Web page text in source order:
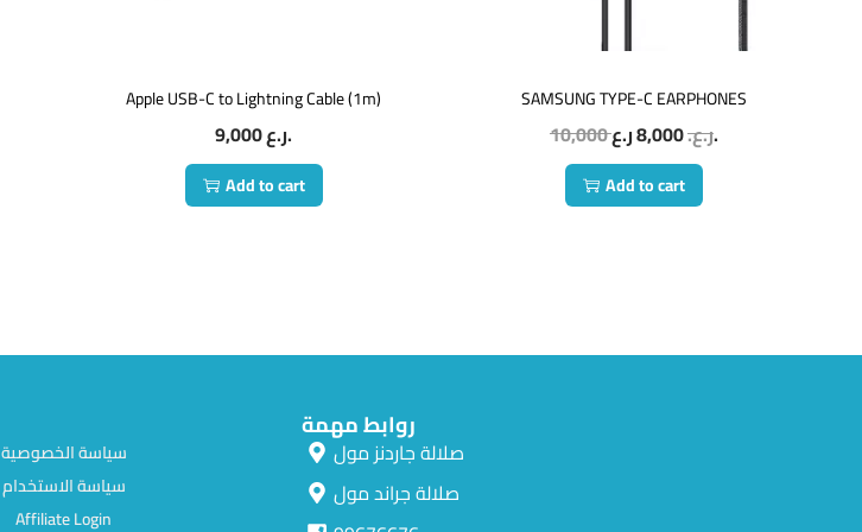
Apple USB-C to Lightning Cable (1m)
9,000 ر.ع.
Add to cart
SAMSUNG TYPE-C EARPHONES
10,000 ر.ع.8,000 ر.ع.
Add to cart
سياسة الخصوصية
سياسة الاستخدام
Affiliate Login
روابط مهمة
صلالة جاردنز مول
صلالة جراند مول